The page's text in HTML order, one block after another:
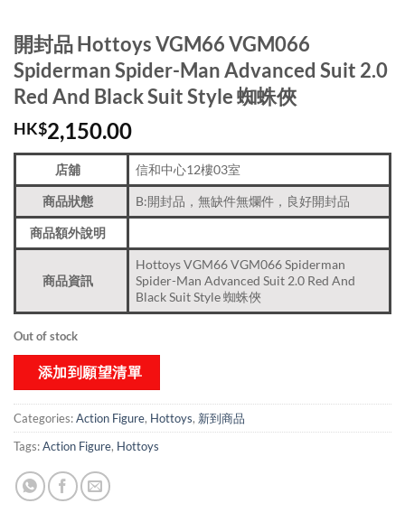
開封品 Hottoys VGM66 VGM066
Spiderman Spider-Man Advanced Suit 2.0
Red And Black Suit Style 蜘蛛俠
HK$2,150.00
店舖 信和中心12樓03室
商品狀態 B:開封品，無缺件無爛件，良好開封品
商品額外說明
商品資訊
Hottoys VGM66 VGM066 Spiderman
Spider-Man Advanced Suit 2.0 Red And
Black Suit Style 蜘蛛俠
Out of stock
添加到願望清單
Categories:Action Figure, Hottoys, 新到商品​
Tags:Action Figure, Hottoys